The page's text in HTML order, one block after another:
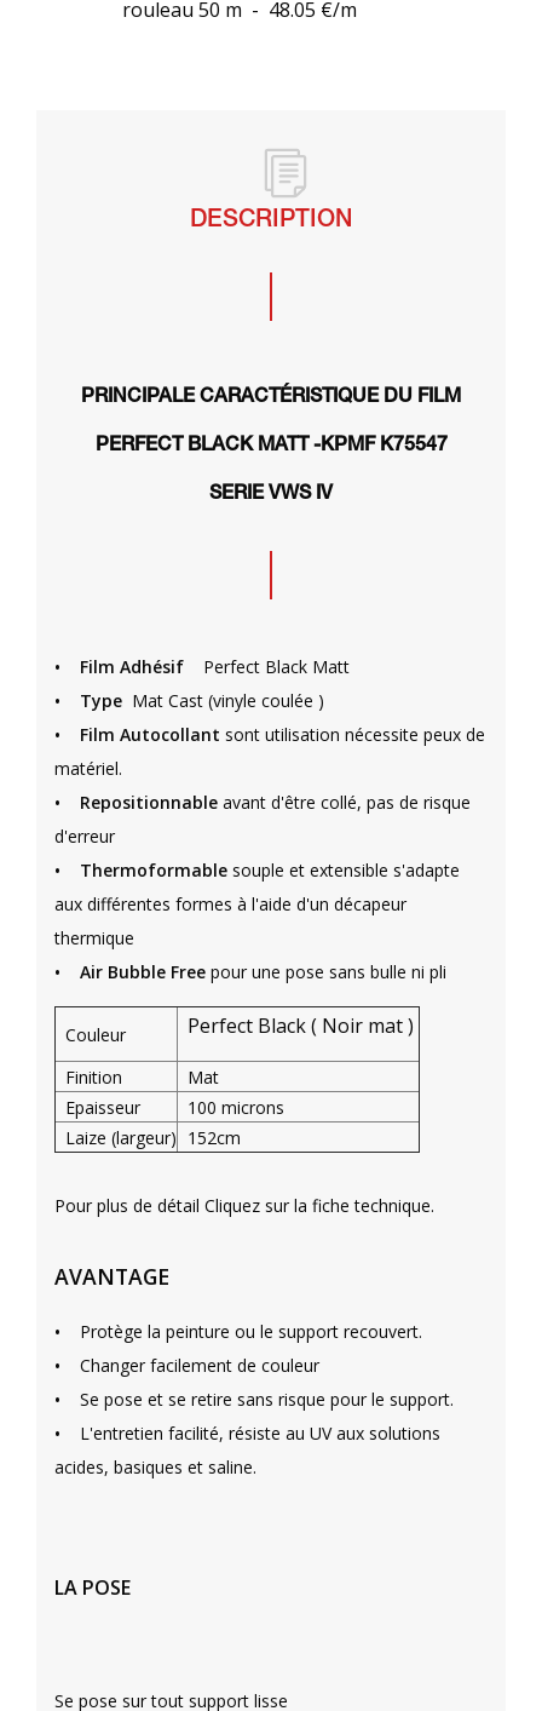
rouleau 50 m - 48.05 €/m
DESCRIPTION
PRINCIPALE CARACTÉRISTIQUE DU FILM
PERFECT BLACK MATT -KPMF K75547
SERIE VWS IV
• Film Adhésif
Perfect Black Matt
•
Type Mat Cast (vinyle coulée )
• Film Autocollant sont utilisation nécessite peux de
matériel.
•
Repositionnable avant d'être collé, pas de risque
d'erreur
• Thermoformable souple et extensible s'adapte
aux différentes formes à l'aide d'un décapeur
thermique
• Air Bubble Free pour une pose sans bulle ni pli
Couleur Perfect Black ( Noir mat )
Finition
Mat
Epaisseur
100 microns
Laize (largeur) 152cm
Pour plus de détail Cliquez sur la fiche technique.
AVANTAGE
• Protège la peinture ou le support recouvert.
•
Changer facilement de couleur
• Se pose et se retire sans risque pour le support.
• L'entretien facilité, résiste au UV aux solutions
acides, basiques et saline.
LA POSE
Se pose sur tout support lisse